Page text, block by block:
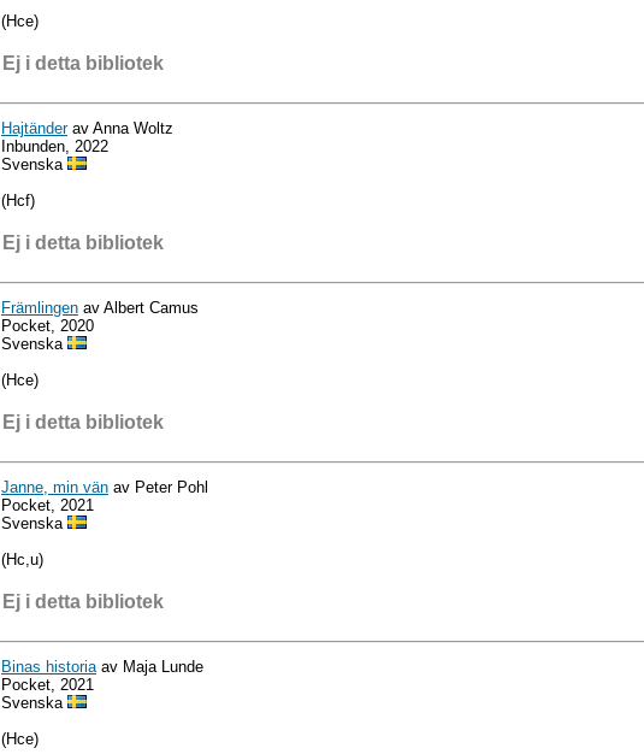
(Hce)
Ej i detta bibliotek
Hajtänderav Anna Woltz
Inbunden, 2022
Svenska
(Hcf)
Ej i detta bibliotek
Främlingen av Albert Camus
Pocket, 2020
Svenska
(Hce)
Ej i detta bibliotek
Janne, min vän av Peter Pohl
Pocket, 2021
Svenska
(Hc,u)
Ej i detta bibliotek
Binas historia av Maja Lunde
Pocket, 2021
Svenska
(Hce)